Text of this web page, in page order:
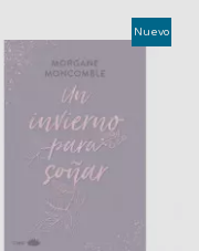
Nuevo